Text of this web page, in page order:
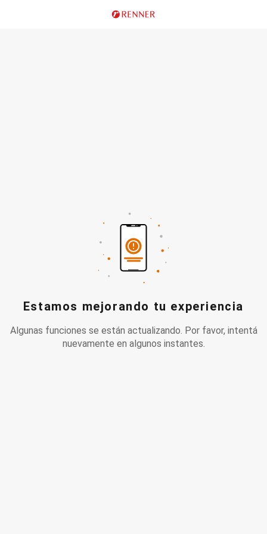
Estamos mejorando tu experiencia
Algunas funciones se están actualizando. Por favor, intentá
nuevamente en algunos instantes.